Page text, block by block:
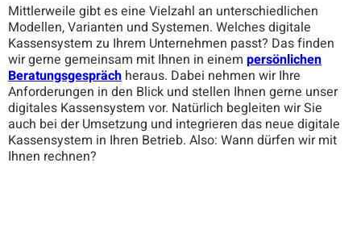
Mittlerweile gibt es eine Vielzahl an unterschiedlichen
Modellen, Varianten und Systemen. Welches digitale
Kassensystem zu Ihrem Unternehmen passt? Das finden
wir gerne gemeinsam mit Ihnen in einem persönlichen
Beratungsgespräch heraus. Dabei nehmen wir Ihre
Anforderungen in den Blick und stellen Ihnen gerne unser
digitales Kassensystem vor. Natürlich begleiten wir Sie
auch bei der Umsetzung und integrieren das neue digitale
Kassensystem in Ihren Betrieb. Also: Wann dürfen wir mit
Ihnen rechnen?